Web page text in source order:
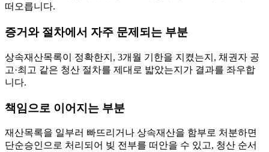
떠오릅니다.
증거와 절차에서 자주 문제되는 부분
상속재산목록이 정확한지, 3개월 기한을 지켰는지, 채권자 공
고·최고 같은 청산 절차를 제대로 밟았는지가 결과를 좌우합
니다.
책임으로 이어지는 부분
재산목록을 일부러 빠뜨리거나 상속재산을 함부로 처분하면
단순승인으로 처리되어 빚 전부를 떠안을 수 있고, 청산 순서